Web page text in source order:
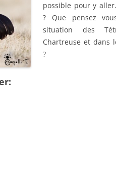
possible pour y
? Que pensez
situation des
Chartreuse et dans
?